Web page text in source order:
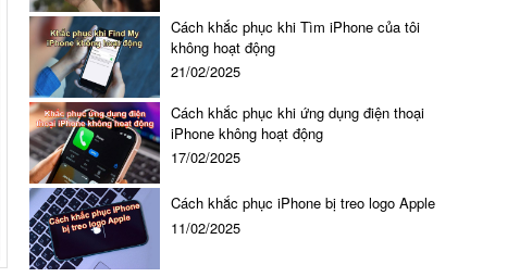
Cách khắc phục khi Tìm iPhone của tôi
không hoạt động
21/02/2025
Cách khắc phục khi ứng dụng điện thoại
iPhone không hoạt động
17/02/2025
Cách khắc phục iPhone bị treo logo Apple
11/02/2025